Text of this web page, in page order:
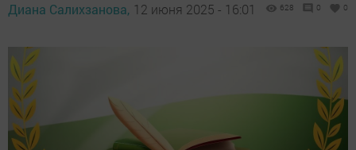
Диана Салихзанова, 12 июня 2025 - 16:01 628 0 0